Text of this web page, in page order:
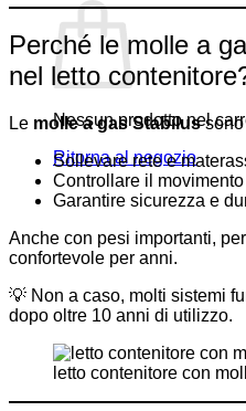
Nessun prodotto nel
Ritorna al negozio
Perché le molle a
nel letto
Le molle a gas Stabilussono
Sollevare rete e
Controllare il
Garantire sicurezza e
Anche con pesi importanti,
confortevole per anni.
💡 Non a caso, molti sistemi
dopo oltre 10 anni di utilizzo.
letto contenitore con